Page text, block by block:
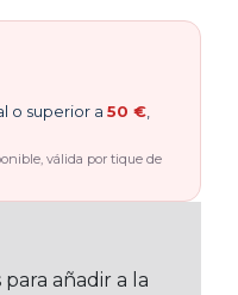
o superior a 50 €
válida por tique de
añadir a la